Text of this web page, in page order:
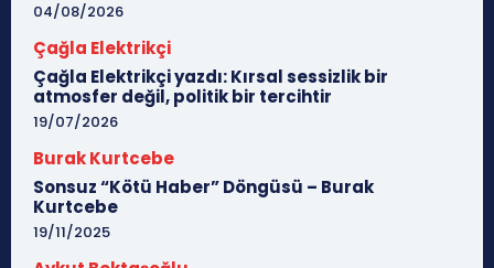
04/08/2026
Çağla Elektrikçi
Çağla Elektrikçi yazdı: Kırsal sessizlik bir
atmosfer değil, politik bir tercihtir
19/07/2026
Burak Kurtcebe
Sonsuz “Kötü Haber” Döngüsü – Burak
Kurtcebe
19/11/2025